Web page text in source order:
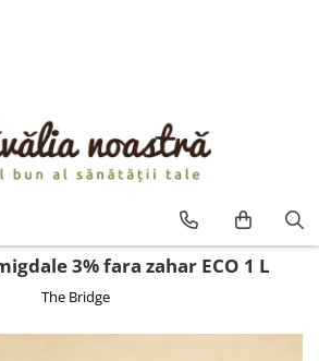
/ MIERE
3% fara zahar ECO 1 L
The Bridge